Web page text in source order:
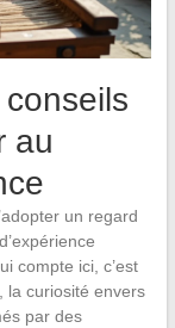
au
un regard
compte ici, c’est
la curiosité envers
par des